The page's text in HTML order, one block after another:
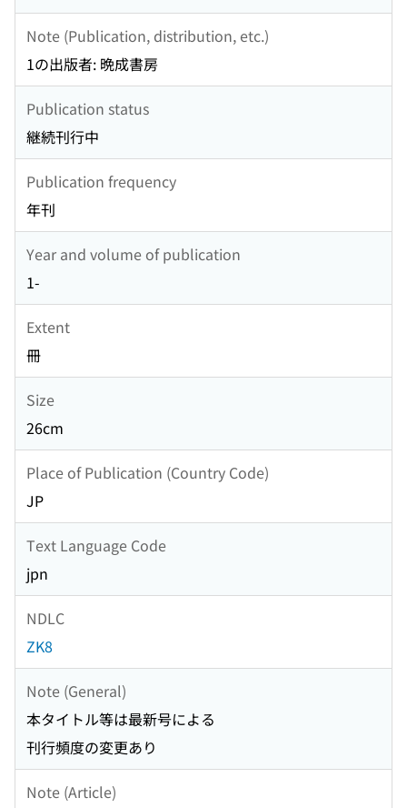
Note (Publication, distribution, etc.)
1の出版者: 晩成書房
Publication status
継続刊行中
Publication frequency
年刊
Year and volume of publication
1-
Extent
冊
Size
26cm
Place of Publication (Country Code)
JP
Text Language Code
jpn
NDLC
ZK8
Note (General)
本タイトル等は最新号による
刊行頻度の変更あり
Note (Article)